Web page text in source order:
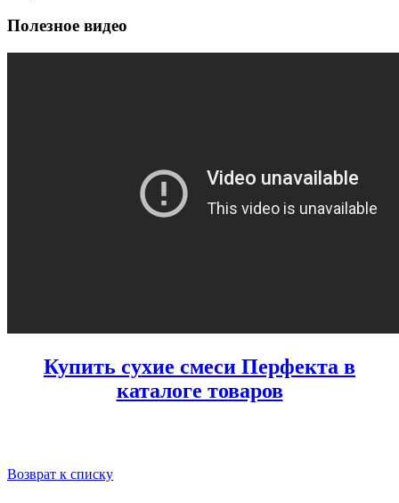
Полезное видео
Купить сухие смеси Перфекта в
каталоге товаров
Возврат к списку